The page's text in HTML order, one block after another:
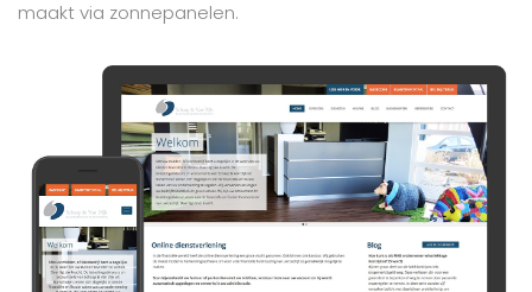
maakt via zonnepanelen.